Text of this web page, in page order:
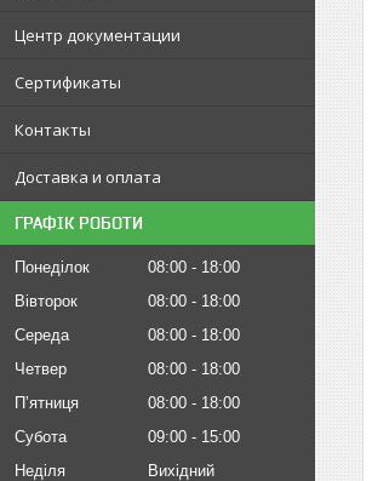
Центр документации
Сертификаты
Контакты
Доставка и оплата
ГРАФІК РОБОТИ
Понеділок 08:00
18:00
Вівторок
08:00
18:00
Середа
08:00
18:00
Четвер
08:00
18:00
Пʼятниця
08:00
18:00
Субота
09:00
15:00
Неділя
Вихідний